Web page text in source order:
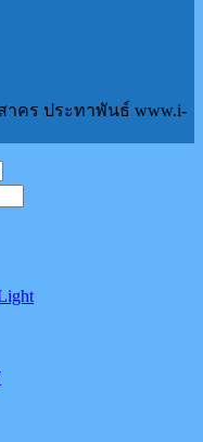
าคร ประทาพันธ์ www.i-